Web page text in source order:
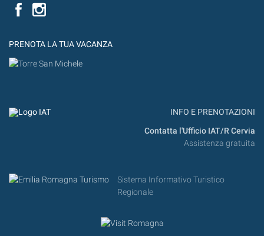
Facebook
PRENOTA LA TUA VACANZA
INFO E PRENOTAZIONI
Contatta l'Ufficio IAT/R Cervia
Assistenza gratuita
Sistema Informativo Turistico
Regionale